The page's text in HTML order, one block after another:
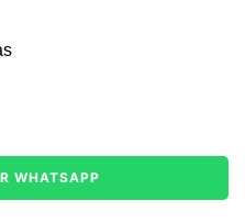
WHATSAPP